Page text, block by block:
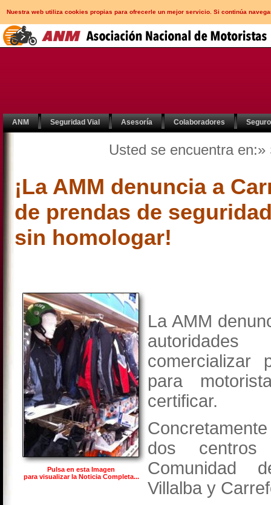
Nuestra web utiliza cookies propias para ofrecerle un mejor servicio. Si continúa
ANM Seguridad Vial Asesoría Colaboradores
Usted se encuentra en:»
¡La AMM denuncia a
de prendas de
sin homologar!
Pulsa en esta Imagen
para visualizar la Noticia Completa...
La AMM
comercializar
para
certificar.
dos
Comunidad
Villalba y